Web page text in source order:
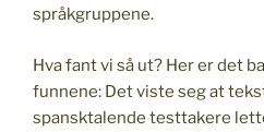
språkgruppene.
Hva fant vi så ut? Her er det
funnene: Det viste seg at
spansktalende testtakere